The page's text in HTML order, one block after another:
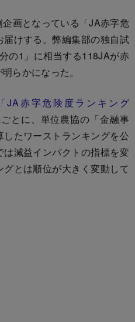
画となっている「JA赤字危
けする。弊編集部の独自試
の1」に相当する118JAが赤
らかになった。
JA赤字危険度ランキング
とに、単位農協の「金融事
たワーストランキングを公
減益インパクトの指標を変
とは順位が大きく変動して